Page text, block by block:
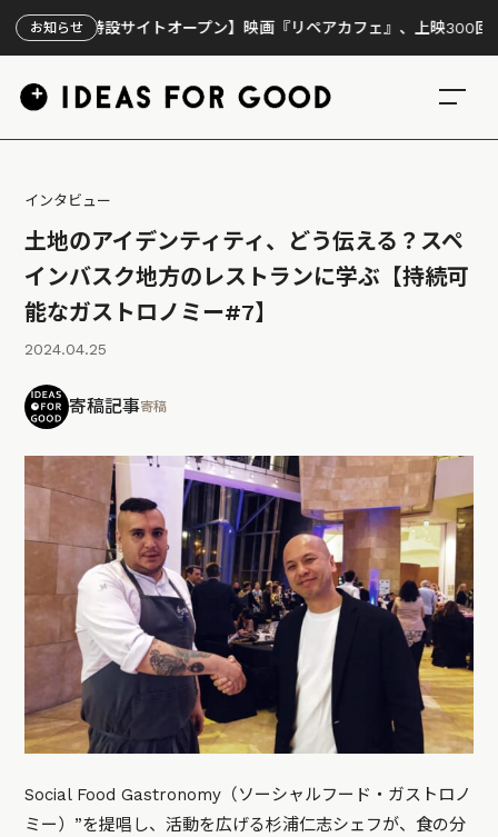
お知らせ
設サイトオープン】映画『リペアカフェ』、上映300回の先で見えて
インタビュー
土地のアイデンティティ、どう伝える？スペ
インバスク地方のレストランに学ぶ【持続可
能なガストロノミー#7】
2024.04.25
寄稿記事寄稿
Social Food Gastronomy（ソーシャルフード・ガストロノ
ミー）”を提唱し、活動を広げる杉浦仁志シェフが、食の分